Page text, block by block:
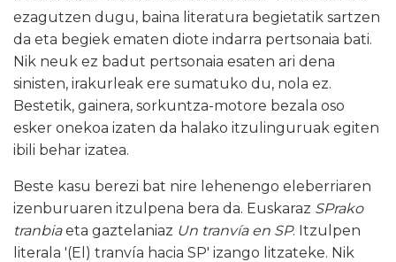
ezagutzen dugu, baina literatura begietatik sartzen
da eta begiek ematen diote indarra pertsonaia bati.
Nik neuk ez badut pertsonaia esaten ari dena
sinisten, irakurleak ere sumatuko du, nola ez.
Bestetik, gainera, sorkuntza-motore bezala oso
esker onekoa izaten da halako itzulinguruak egiten
ibili behar izatea.
Beste kasu berezi bat nire lehenengo eleberriaren
izenburuaren itzulpena bera da. Euskaraz SPrako
tranbiaeta gaztelaniaz Un tranvía en SP. Itzulpen
literala '(El) tranvía hacia SP' izango litzateke. Nik